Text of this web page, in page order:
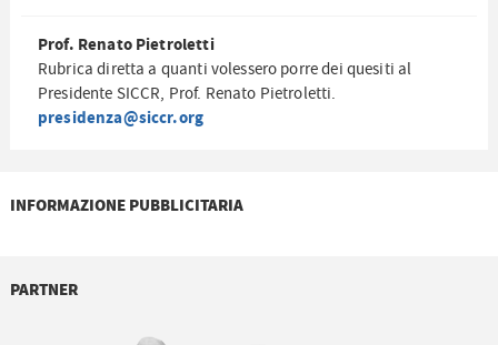
Prof. Renato Pietroletti
Rubrica diretta a quanti volessero porre dei quesiti al
Presidente SICCR, Prof. Renato Pietroletti.
presidenza@siccr.org
INFORMAZIONE PUBBLICITARIA
PARTNER